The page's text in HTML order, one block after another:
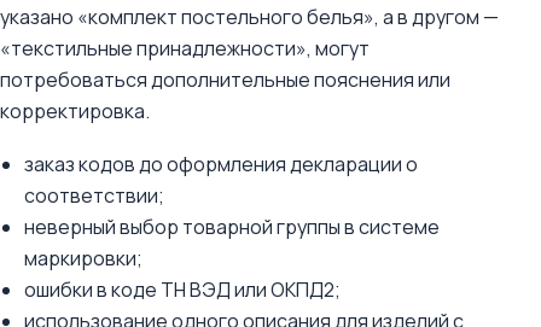
указано «комплект постельного белья», а в другом —
«текстильные принадлежности», могут
потребоваться дополнительные пояснения или
корректировка.
заказ кодов до оформления декларации о
соответствии;
неверный выбор товарной группы в системе
маркировки;
ошибки в коде ТН ВЭД или ОКПД2;
использование одного описания для изделий с